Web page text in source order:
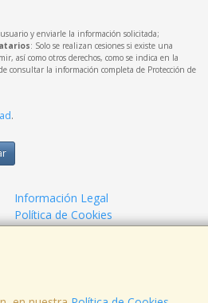
y enviarle la información solicitada;
: Solo se realizan cesiones si existe una
así como otros derechos, como se indica en la
consultar la información completa de Protección de
.
Información Legal
Política de Cookies
Formas de Pago